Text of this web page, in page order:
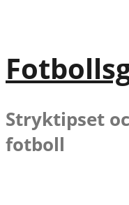
Stryktipset
fotboll